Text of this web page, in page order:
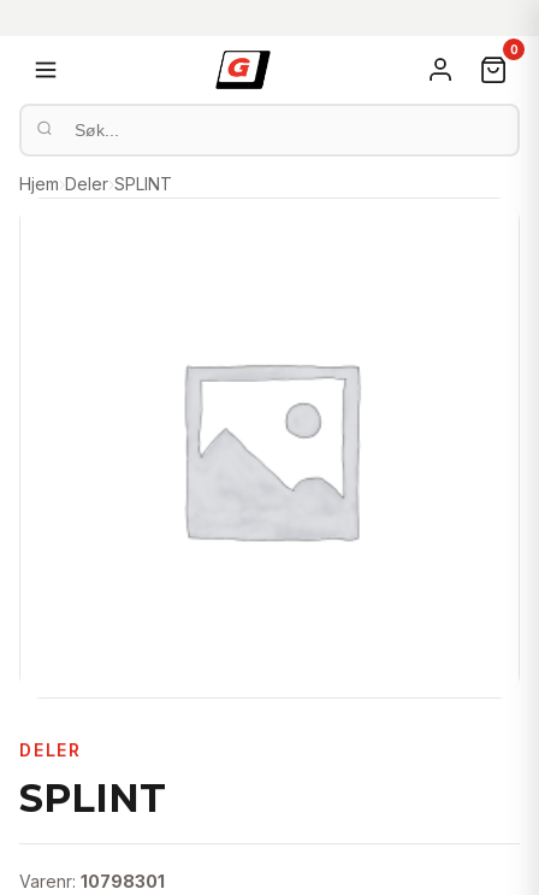
0
Hjem›Deler›SPLINT
DELER
SPLINT
Varenr: 10798301